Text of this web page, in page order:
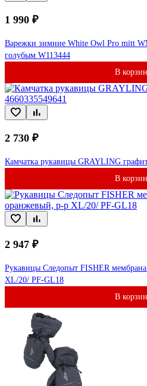
1 990 ₽
Варежки зимние White Owl Pro mitt
голубым W113444
В
2 730 ₽
Камчатка рукавицы GRAYLING
В
2 947 ₽
Рукавицы Следопыт FISHER
XL/20/ PF-GL18
В